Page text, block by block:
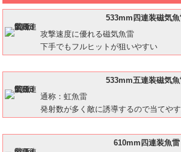
533mm四連装磁気
攻撃速度に優れる磁気魚雷
下手でもフルヒットが狙いやすい
533mm五連装磁気
通称：虹魚雷
発射数が多く敵に誘導するので当てや
610mm四連装魚